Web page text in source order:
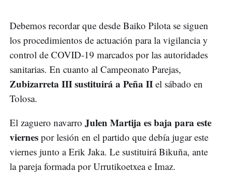
Debemos recordar que desde Baiko Pilota se siguen
los procedimientos de actuación para la vigilancia y
control de COVID-19 marcados por las autoridades
sanitarias. En cuanto al Campeonato Parejas,
Zubizarreta III sustituirá a Peña II el sábado en
Tolosa.
El zaguero navarro Julen Martija es baja para este
viernes por lesión en el partido que debía jugar este
viernes junto a Erik Jaka. Le sustituirá Bikuña, ante
la pareja formada por Urrutikoetxea e Imaz.